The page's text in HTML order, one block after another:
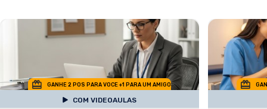
GANHE 2 POS PARA VOCE +1 PARA UM AMIGO
COM VIDEOAULAS